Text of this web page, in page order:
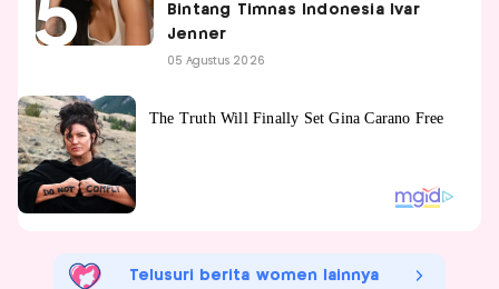
Bintang Timnas Indonesia Ivar
Jenner
05 Agustus 2026
Telusuri berita women lainnya